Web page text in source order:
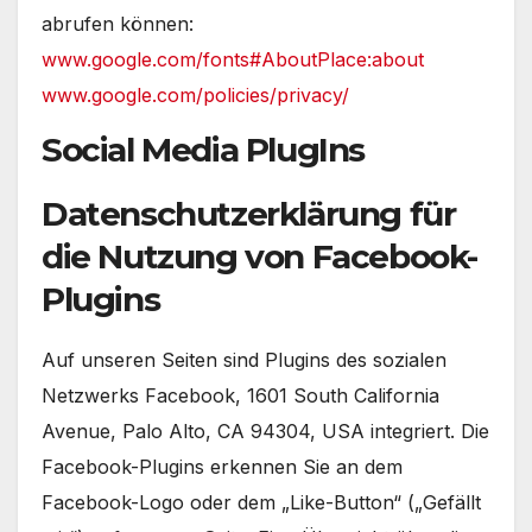
abrufen können:
www.google.com/fonts#AboutPlace:about
www.google.com/policies/privacy/
Social Media PlugIns
Datenschutzerklärung für
die Nutzung von Facebook-
Plugins
Auf unseren Seiten sind Plugins des sozialen
Netzwerks Facebook, 1601 South California
Avenue, Palo Alto, CA 94304, USA integriert. Die
Facebook-Plugins erkennen Sie an dem
Facebook-Logo oder dem „Like-Button“ („Gefällt